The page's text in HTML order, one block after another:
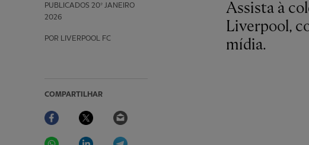
PUBLICADOS 20º JANEIRO
2026
POR LIVERPOOL FC
COMPARTILHAR
Facebook Twitter
WhatsAppLinkedIn
Assista à
Liverpool,
mídia.